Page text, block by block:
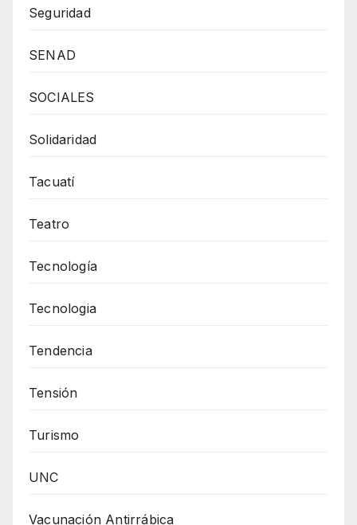
Seguridad
SENAD
SOCIALES
Solidaridad
Tacuatí
Teatro
Tecnología
Tecnologia
Tendencia
Tensión
Turismo
UNC
Vacunación Antirrábica